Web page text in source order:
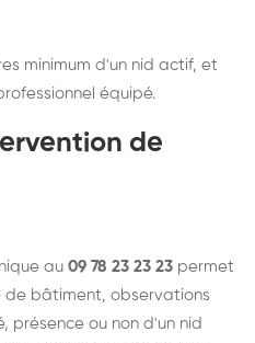
minimum d'un nid actif, et
équipé.
de
au 09 78 23 23 23 permet
de bâtiment, observations
présence ou non d'un nid